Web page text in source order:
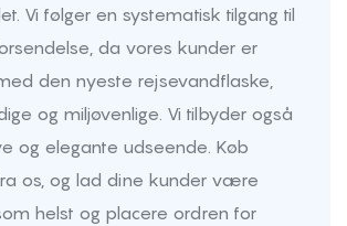
Vi følger en systematisk tilgang til
da vores kunder er
den nyeste rejsevandflaske,
og miljøvenlige. Vi tilbyder også
og elegante udseende. Køb
os, og lad dine kunder være
helst og placere ordren for